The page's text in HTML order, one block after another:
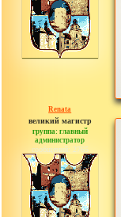
Renata
великий магистр
группа: главный
администратор
сообщений: 2765